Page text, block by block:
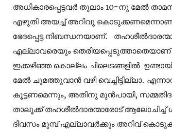
അധികാരപ്പെട്ടവർ തുലാം 10-നു മേൽ
എഴുതി അയച്ച് അറിവു കൊടുക്കണമെന്നാണ്,
ഭേദപ്പെട്ട നിബന്ധനയാണ്.
എല്ലാവരെയും തെരിയപ്പെടുത്താതെയാണ്
ഇക്കഴിഞ്ഞ കൊല്ലം ചിലെടങ്ങളിൽ
മേൽ ചുമത്തുവാൻ വഴി വെച്ചിട്ടില്ലാ.
കൂട്ടണമെന്നും, അതിനു മുൻപായി,
താലൂക്ക് തഹശീൽദാരന്മാരോട്
ദിവസം മുമ്പ് എല്ലാവർക്കും അറിവ്